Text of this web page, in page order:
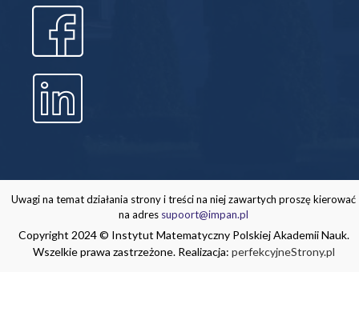
Uwagi na temat działania strony i treści na niej zawartych proszę kierować
na adres supoort@impan.pl
Copyright 2024 © Instytut Matematyczny Polskiej Akademii Nauk.
Wszelkie prawa zastrzeżone. Realizacja: perfekcyjneStrony.pl